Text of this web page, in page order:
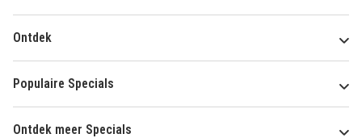
Ontdek
Populaire Specials
Ontdek meer Specials